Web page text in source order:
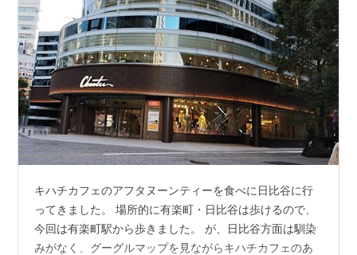
キハチカフェのアフタヌーンティーを食べに日比谷に行
ってきました。 場所的に有楽町・日比谷は歩けるので、
今回は有楽町駅から歩きました。 が、日比谷方面は馴染
みがなく、グーグルマップを見ながらキハチカフェのあ